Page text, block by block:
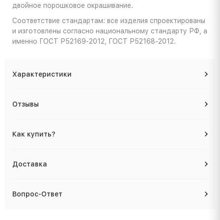
двойное порошковое окрашивание.
Соответствие стандартам: все изделия спроектированы
и изготовлены согласно национальному стандарту РФ, а
именно ГОСТ Р52169-2012, ГОСТ Р52168-2012.
Характеристики
Отзывы
Как купить?
Доставка
Вопрос-Ответ